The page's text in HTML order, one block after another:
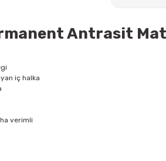
Antrasit
iç halka
verimli